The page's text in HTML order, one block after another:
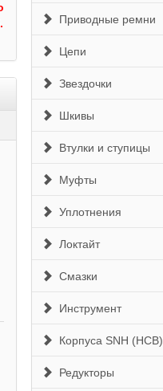
Приводные ремни
Цепи
Звездочки
Шкивы
Втулки и ступицы
Муфты
Уплотнения
Локтайт
Смазки
Инструмент
Корпуса SNH (HCB)
Редукторы